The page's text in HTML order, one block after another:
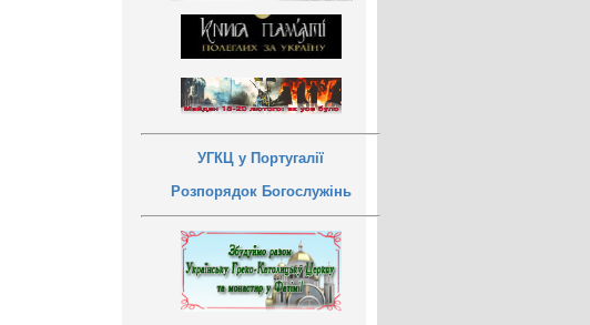
УГКЦ у Португалії
Розпорядок Богослужінь